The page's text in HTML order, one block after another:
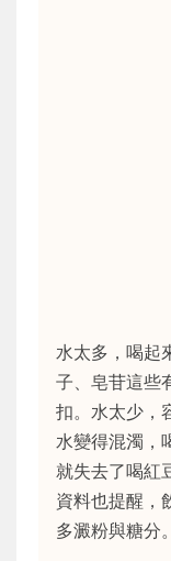
水太多，喝起
子、皂苷這些
扣。水太少，
水變得混濁，
就失去了喝紅
資料也提醒，
多澱粉與糖分。